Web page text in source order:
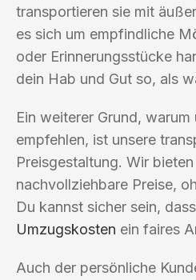
transportieren sie mit
es sich um empfindliche
oder Erinnerungsstücke
dein Hab und Gut so, als
Ein weiterer Grund, warum
empfehlen, ist unsere
Preisgestaltung. Wir
nachvollziehbare Preise,
Du kannst sicher sein,
Umzugskosten ein faires
Auch der persönliche